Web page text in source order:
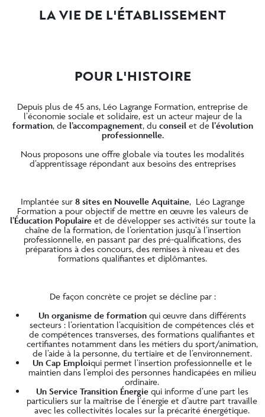
LA VIE DE L'ÉTABLISSEMENT
POUR L'HISTOIRE
Depuis plus de 45 ans, Léo Lagrange Formation, entreprise de
l’économie sociale et solidaire, est un acteur majeur de la
formation, de l’accompagnement, du conseilet de l’évolution
professionnelle.
Nous proposons une offre globale via toutes les modalités
d’apprentissage répondant aux besoins des entreprises
Implantée sur 8 sites en Nouvelle Aquitaine, Léo Lagrange
Formation a pour objectif de mettre en œuvre les valeurs de
l’Éducation Populaireet de développer ses activités sur toute la
chaîne de la formation, de l’orientation jusqu’à l’insertion
professionnelle, en passant par des pré-qualifications, des
préparations à des concours, des remises à niveau et des
formations qualifiantes et diplômantes.
De façon concrète ce projet se décline par :
Un organisme de formation qui œuvre dans différents
secteurs : l’orientation l’acquisition de compétences clés et
de compétences transverses, des formations qualifiantes et
certifiantes notamment dans les métiers du sport/animation,
de l’aide à la personne, du tertiaire et de l’environnement.
Un Cap Emploiqui permet l’insertion professionnelle et le
maintien dans l’emploi des personnes handicapées en milieu
ordinaire.
Un Service Transition Énergie qui informe d’une part les
particuliers sur la maîtrise de l’énergie et d’autre part travaille
avec les collectivités locales sur la précarité énergétique.